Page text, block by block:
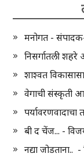
मनोगत -
निसर्गातली
शाश्वत
वेगाची संस्कृती
पर्यावरणवादाचा
बी द चेंज... -
नद्या जोडताना..